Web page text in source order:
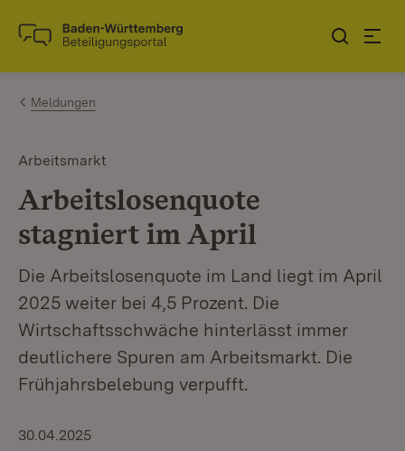
Zum Inhalt springen
Link zur Startseite
Meldungen
Arbeitsmarkt
Arbeitslosenquote
stagniert im April
Die Arbeitslosenquote im Land liegt im April
2025 weiter bei 4,5 Prozent. Die
Wirtschaftsschwäche hinterlässt immer
deutlichere Spuren am Arbeitsmarkt. Die
Frühjahrsbelebung verpufft.
30.04.2025